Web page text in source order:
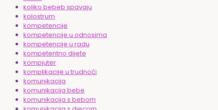
koliko bebeb spavaju
kolostrum
kompetencije
kompetencije u odnosima
kompetencije u radu
kompetentno dijete
kompjuter
komplikacije u trudnoći
komunikacija
komunikacija bebe
komunikacija s bebom